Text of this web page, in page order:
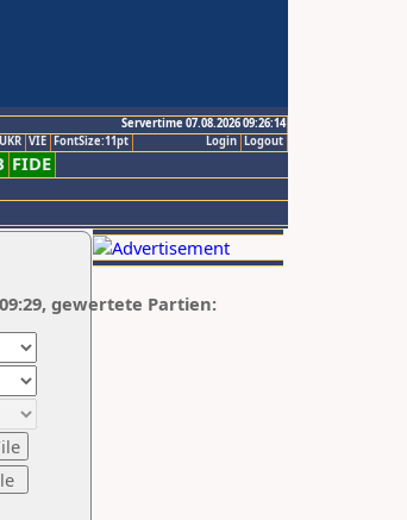
Servertime 07.08.2026 09:26:14
Logout
Login
UKR VIE FontSize:11pt
FIDE
gewertete Partien: